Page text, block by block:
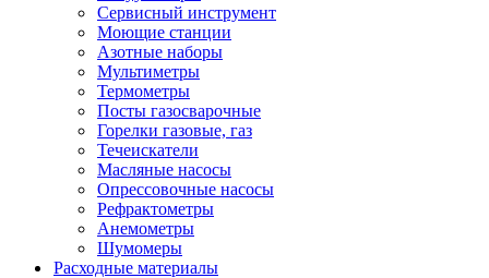
Сервисный инструмент
Моющие станции
Азотные наборы
Мультиметры
Термометры
Посты газосварочные
Горелки газовые, газ
Течеискатели
Масляные насосы
Опрессовочные насосы
Рефрактометры
Анемометры
Шумомеры
Расходные материалы